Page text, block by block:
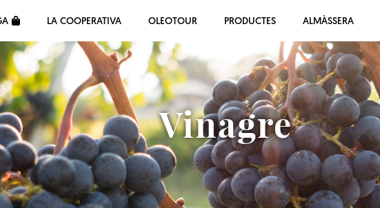
LA COOPERATIVA OLEOTOUR PRODUCTES ALMÀSSERA
Vinagre